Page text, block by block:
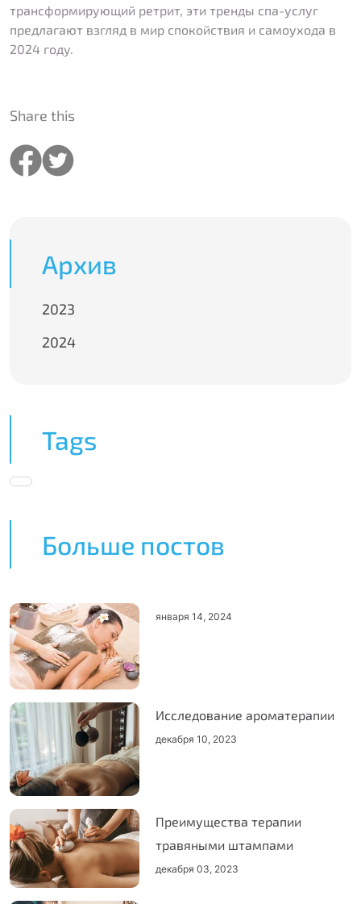
Share this
трансформирующий ретрит, эти тренды спа-услуг
предлагают взгляд в мир спокойствия и самоухода в
2024 году.
Архив
2023
2024
Tags
Больше постов
января 14, 2024
Исследование ароматерапии
декабря 10, 2023
Преимущества терапии
травяными штампами
декабря 03, 2023